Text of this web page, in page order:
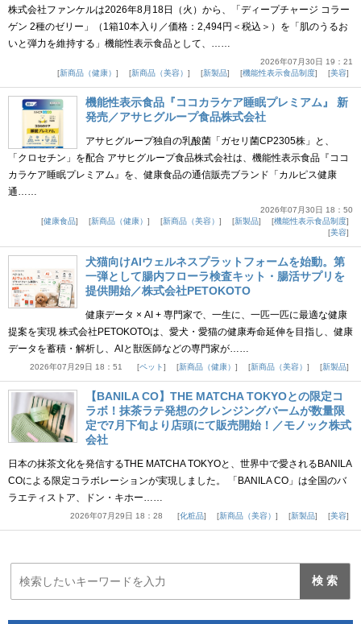
株式会社ファンケルは2026年8月18日（火）から、「ディープチャージ コラー
ゲン 2種のゼリー」（1箱10本入り／価格：2,494円＜税込＞）を「肌のうるお
いと弾力を維持する」機能性表示食品として、……
2026年07月30日 19：21
新商品（健康）
新商品（美容） 新製品 機能性表示食品制度 美容
機能性表示食品『ココカラケア睡眠プレミアム』 新
発売／アサヒグループ食品株式会社
アサヒグループ独自の乳酸菌「ガセリ菌CP2305株」と、
「クロセチン」を配合 アサヒグループ食品株式会社は、機能性表示食品『ココ
カラケア睡眠プレミアム』を、健康食品の通信販売ブランド「カルピス健康
通……
2026年07月30日 18：50
健康食品
新商品（健康） 新商品（美容） 新製品
機能性表示食品制度
美容
犬猫向けAIウェルネスプラットフォームを始動。第
一弾として腸内フローラ検査キット・腸活サプリを
提供開始／株式会社PETOKOTO
健康データ × AI + 専門家で、一生に、一匹一匹に最適な健康
提案を実現 株式会社PETOKOTOは、愛犬・愛猫の健康寿命延伸を目指し、健康
データを蓄積・解析し、AIと獣医師などの専門家が……
2026年07月29日 18：51 ペット 新商品（健康） 新商品（美容） 新製品
【BANILA CO】THE MATCHA TOKYOとの限定コ
ラボ！抹茶ラテ発想のクレンジングバームが数量限
定で7月下旬より店頭にて販売開始！／モノック株式
会社
日本の抹茶文化を発信するTHE MATCHA TOKYOと、世界中で愛されるBANILA
COによる限定コラボレーションが実現しました。 「BANILA CO」は全国のバ
ラエティストア、ドン・キホー……
2026年07月29日 18：28 化粧品 新商品（美容） 新製品 美容